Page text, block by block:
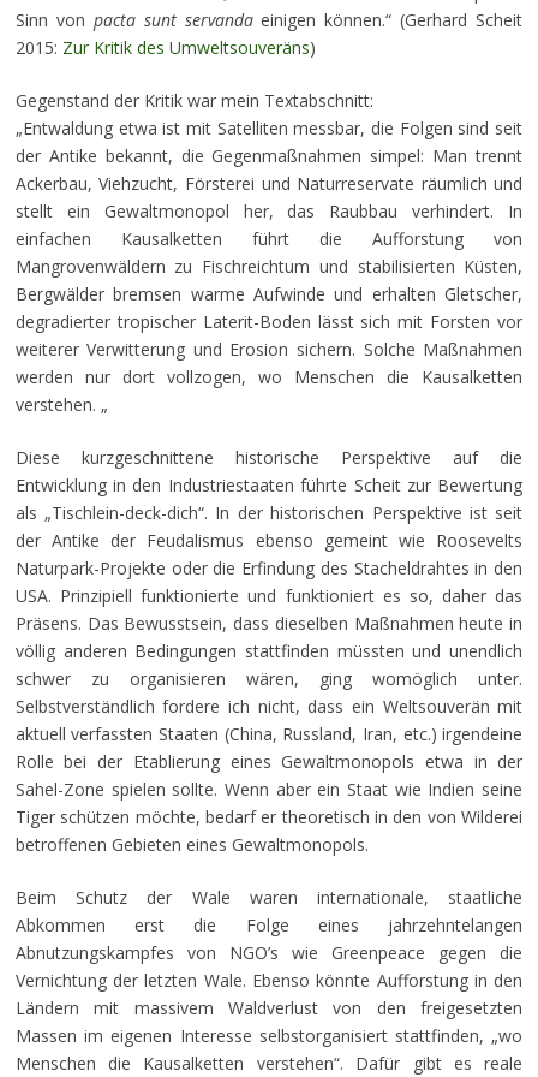
Sinn von pacta sunt servandaeinigen können.“ (Gerhard Scheit
2015: Zur Kritik des Umweltsouveräns)
Gegenstand der Kritik war mein Textabschnitt:
„Entwaldung etwa ist mit Satelliten messbar, die Folgen sind seit
der Antike bekannt, die Gegenmaßnahmen simpel: Man trennt
Ackerbau, Viehzucht, Försterei und Naturreservate räumlich und
stellt ein Gewaltmonopol her, das Raubbau verhindert. In
einfachen Kausalketten führt die Aufforstung von
Mangrovenwäldern zu Fischreichtum und stabilisierten Küsten,
Bergwälder bremsen warme Aufwinde und erhalten Gletscher,
degradierter tropischer Laterit-Boden lässt sich mit Forsten vor
weiterer Verwitterung und Erosion sichern. Solche Maßnahmen
werden nur dort vollzogen, wo Menschen die Kausalketten
verstehen. „
Diese kurzgeschnittene historische Perspektive auf die
Entwicklung in den Industriestaaten führte Scheit zur Bewertung
als „Tischlein-deck-dich“. In der historischen Perspektive ist seit
der Antike der Feudalismus ebenso gemeint wie Roosevelts
Naturpark-Projekte oder die Erfindung des Stacheldrahtes in den
USA. Prinzipiell funktionierte und funktioniert es so, daher das
Präsens. Das Bewusstsein, dass dieselben Maßnahmen heute in
völlig anderen Bedingungen stattfinden müssten und unendlich
schwer zu organisieren wären, ging womöglich unter.
Selbstverständlich fordere ich nicht, dass ein Weltsouverän mit
aktuell verfassten Staaten (China, Russland, Iran, etc.) irgendeine
Rolle bei der Etablierung eines Gewaltmonopols etwa in der
Sahel-Zone spielen sollte. Wenn aber ein Staat wie Indien seine
Tiger schützen möchte, bedarf er theoretisch in den von Wilderei
betroffenen Gebieten eines Gewaltmonopols.
Beim Schutz der Wale waren internationale, staatliche
Abkommen erst die Folge eines jahrzehntelangen
Abnutzungskampfes von NGO’s wie Greenpeace gegen die
Vernichtung der letzten Wale. Ebenso könnte Aufforstung in den
Ländern mit massivem Waldverlust von den freigesetzten
Massen im eigenen Interesse selbstorganisiert stattfinden, „wo
Menschen die Kausalketten verstehen“. Dafür gibt es reale